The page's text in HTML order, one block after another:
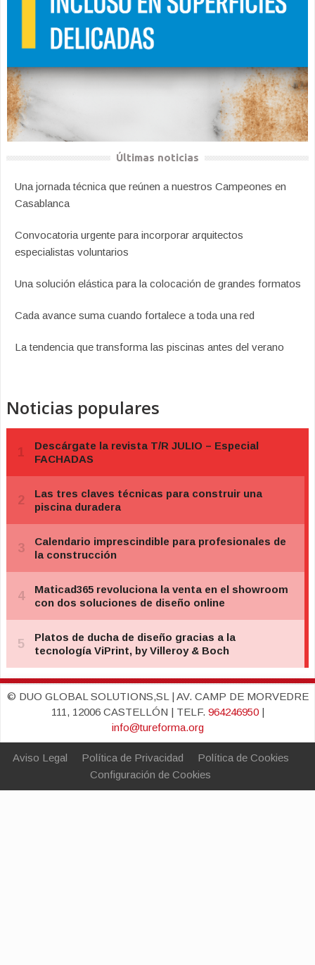
Últimas noticias
Una jornada técnica que reúnen a nuestros Campeones en
Casablanca
Convocatoria urgente para incorporar arquitectos
especialistas voluntarios
Una solución elástica para la colocación de grandes formatos
Cada avance suma cuando fortalece a toda una red
La tendencia que transforma las piscinas antes del verano
Noticias populares
© DUO GLOBAL SOLUTIONS,SL | AV. CAMP DE MORVEDRE
111, 12006 CASTELLÓN | TELF. 964246950|
info@tureforma.org
Aviso Legal Política de Privacidad
Política de Cookies
Configuración de Cookies